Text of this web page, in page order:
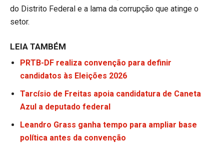
do Distrito Federal e a lama da corrupção que atinge o
setor.
LEIA TAMBÉM
PRTB-DF realiza convenção para definir
candidatos às Eleições 2026
Tarcísio de Freitas apoia candidatura de Caneta
Azul a deputado federal
Leandro Grass ganha tempo para ampliar base
política antes da convenção